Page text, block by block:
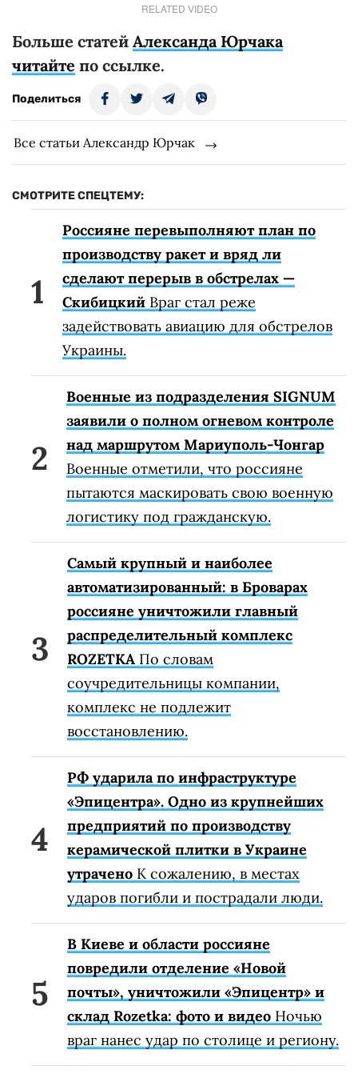
RELATED VIDEO
Больше статей Александа Юрчака
читайте по ссылке.
Поделиться
Все статьи Александр Юрчак
СМОТРИТЕ СПЕЦТЕМУ:
Россияне перевыполняют план по
производству ракет и вряд ли
сделают перерыв в обстрелах —
Скибицкий Враг стал реже
задействовать авиацию для обстрелов
Украины.
Военные из подразделения SIGNUM
заявили о полном огневом контроле
над маршрутом Мариуполь-Чонгар
Военные отметили, что россияне
пытаются маскировать свою военную
логистику под гражданскую.
Самый крупный и наиболее
автоматизированный: в Броварах
россияне уничтожили главный
распределительный комплекс
ROZETKA По словам
соучредительницы компании,
комплекс не подлежит
восстановлению.
РФ ударила по инфраструктуре
«Эпицентра». Одно из крупнейших
предприятий по производству
керамической плитки в Украине
утрачено К сожалению, в местах
ударов погибли и пострадали люди.
В Киеве и области россияне
повредили отделение «Новой
почты», уничтожили «Эпицентр» и
склад Rozetka: фото и видео Ночью
враг нанес удар по столице и региону.